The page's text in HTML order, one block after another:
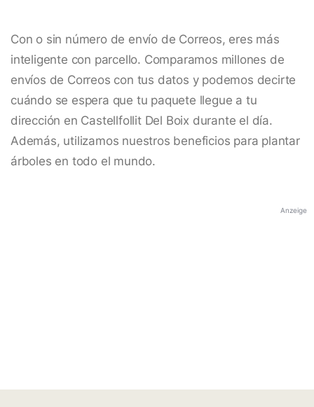
Con o sin número de envío de Correos, eres más
inteligente con parcello. Comparamos millones de
envíos de Correos con tus datos y podemos decirte
cuándo se espera que tu paquete llegue a tu
dirección en Castellfollit Del Boix durante el día.
Además, utilizamos nuestros beneficios para plantar
árboles en todo el mundo.
Anzeige